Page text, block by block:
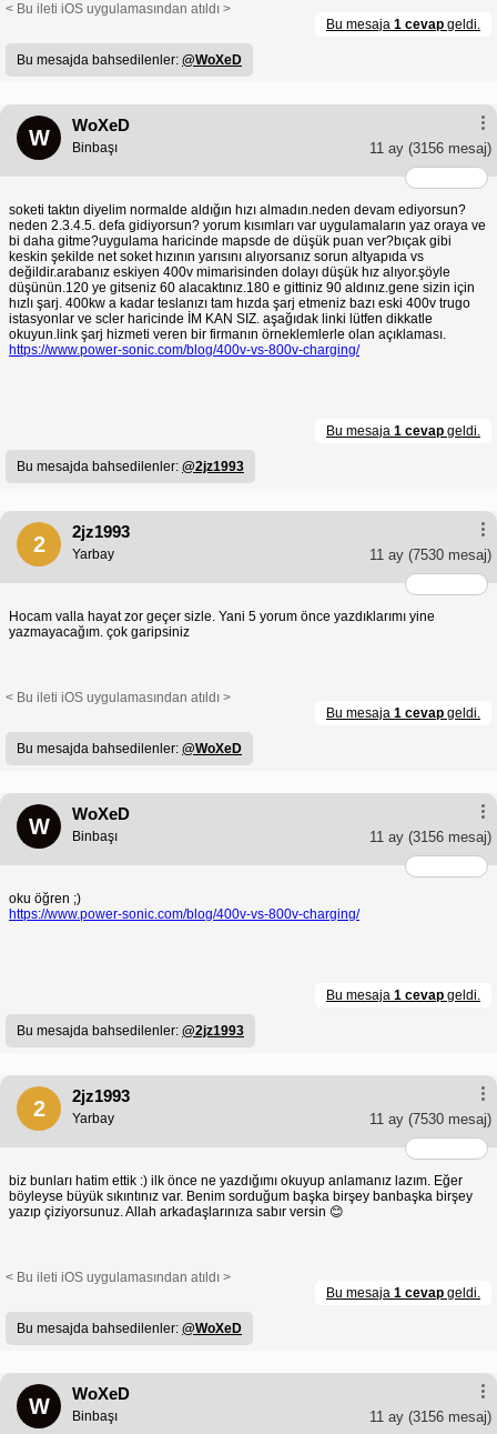
< Bu ileti iOS uygulamasından atıldı >
Bu mesaja 1 cevap geldi.
Bu mesajda bahsedilenler: @WoXeD
W
WoXeD
11 ay (3156 mesaj)
Binbaşı
soketi taktın diyelim normalde aldığın hızı almadın.neden devam ediyorsun?
neden 2.3.4.5. defa gidiyorsun? yorum kısımları var uygulamaların yaz oraya ve
bi daha gitme?uygulama haricinde mapsde de düşük puan ver?bıçak gibi
keskin şekilde net soket hızının yarısını alıyorsanız sorun altyapıda vs
değildir.arabanız eskiyen 400v mimarisinden dolayı düşük hız alıyor.şöyle
düşünün.120 ye gitseniz 60 alacaktınız.180 e gittiniz 90 aldınız.gene sizin için
hızlı şarj. 400kw a kadar teslanızı tam hızda şarj etmeniz bazı eski 400v trugo
istasyonlar ve scler haricinde İM KAN SIZ. aşağıdak linki lütfen dikkatle
okuyun.link şarj hizmeti veren bir firmanın örneklemlerle olan açıklaması.
https://www.power-sonic.com/blog/400v-vs-800v-charging/
Bu mesaja 1 cevap geldi.
Bu mesajda bahsedilenler: @2jz1993
2
2jz1993
11 ay (7530 mesaj)
Yarbay
Hocam valla hayat zor geçer sizle. Yani 5 yorum önce yazdıklarımı yine
yazmayacağım. çok garipsiniz
< Bu ileti iOS uygulamasından atıldı >
Bu mesaja 1 cevap geldi.
Bu mesajda bahsedilenler: @WoXeD
W
WoXeD
11 ay (3156 mesaj)
Binbaşı
oku öğren ;)
https://www.power-sonic.com/blog/400v-vs-800v-charging/
Bu mesaja 1 cevap geldi.
Bu mesajda bahsedilenler: @2jz1993
2
2jz1993
11 ay (7530 mesaj)
Yarbay
biz bunları hatim ettik :) ilk önce ne yazdığımı okuyup anlamanız lazım. Eğer
böyleyse büyük sıkıntınız var. Benim sorduğum başka birşey banbaşka birşey
yazıp çiziyorsunuz. Allah arkadaşlarınıza sabır versin 😊
< Bu ileti iOS uygulamasından atıldı >
Bu mesaja 1 cevap geldi.
Bu mesajda bahsedilenler: @WoXeD
W
WoXeD
11 ay (3156 mesaj)
Binbaşı